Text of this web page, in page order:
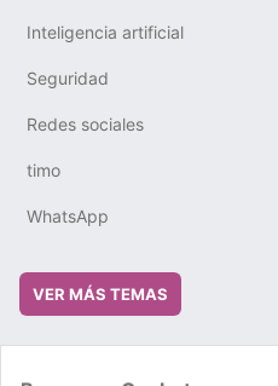
Inteligencia artificial
Seguridad
Redes sociales
timo
WhatsApp
VER MÁS TEMAS